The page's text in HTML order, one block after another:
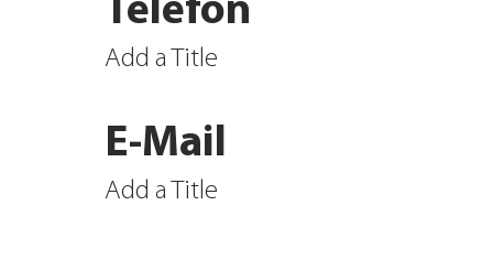
Add a Title
Telefon
Add a Title
E-Mail